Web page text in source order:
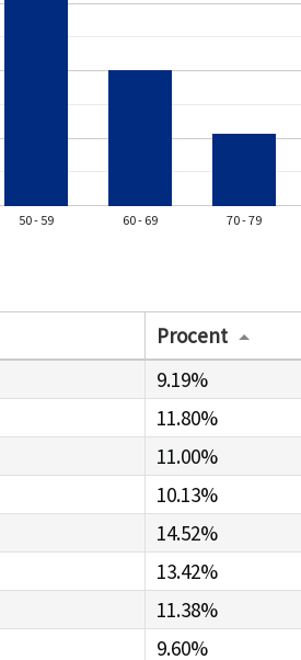
50 - 59 60 - 69 70 - 79
Procent
9.19%
11.80%
11.00%
10.13%
14.52%
13.42%
11.38%
9.60%